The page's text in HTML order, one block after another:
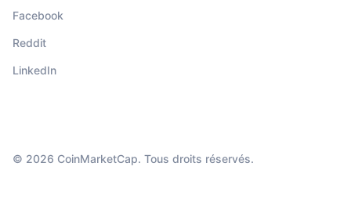
Facebook
Reddit
LinkedIn
© 2026 CoinMarketCap. Tous droits réservés.